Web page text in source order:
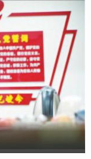
民初2388号的民事调
事民事活动，应当遵
的《重整投资合作协
产生合理的信赖利
而且实为谋取不正当
整计划草案》中关于
30号裁定推翻持有祥
公司签订的《重整投
夺受害人的财产，存
权干预市场主体间的
东之间的矛盾，致使
老生态”，让不少老年
科技公司，组织大家
这些情节都发生在安
中，真实情况是王某
法履行备案手续。在
损失已被警方追
以‘安稳无忧’的晚年
说。 合肥市中级人
分子还会抓住老年人
用“区块链”“元宇
名词包装投资骗局。
鲍杰提示，老年人
向老年人普及常见的